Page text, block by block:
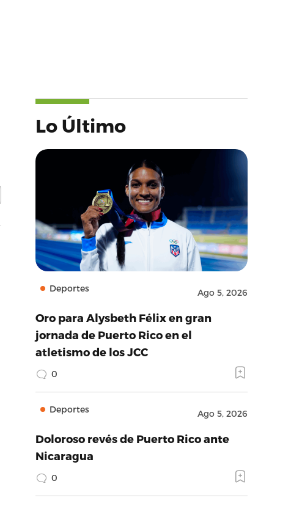
Lo Último
Deportes Ago 5, 2026
Oro para Alysbeth Félix en gran
jornada de Puerto Rico en el
atletismo de los JCC
0
Deportes Ago 5, 2026
Doloroso revés de Puerto Rico ante
Nicaragua
0